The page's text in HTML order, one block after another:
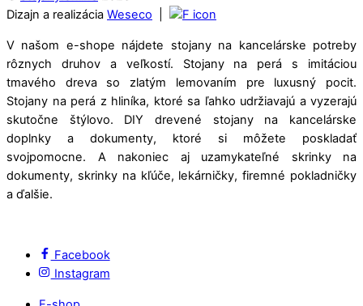
Dizajn a realizácia Weseco
V našom e-shope nájdete stojany na kancelárske potreby
rôznych druhov a veľkostí. Stojany na perá s imitáciou
tmavého dreva so zlatým lemovaním pre luxusný pocit.
Stojany na perá z hliníka, ktoré sa ľahko udržiavajú a vyzerajú
skutočne štýlovo. DIY drevené stojany na kancelárske
doplnky a dokumenty, ktoré si môžete poskladať
svojpomocne. A nakoniec aj uzamykateľné skrinky na
dokumenty, skrinky na kľúče, lekárničky, firemné pokladničky
a ďalšie.
Facebook
Instagram